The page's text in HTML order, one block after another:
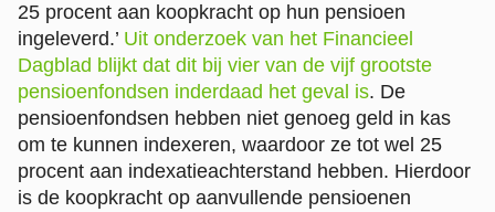
25 procent aan koopkracht op hun pensioen
ingeleverd.’ Uit onderzoek van het Financieel
Dagblad blijkt dat dit bij vier van de vijf grootste
pensioenfondsen inderdaad het geval is. De
pensioenfondsen hebben niet genoeg geld in kas
om te kunnen indexeren, waardoor ze tot wel 25
procent aan indexatieachterstand hebben. Hierdoor
is de koopkracht op aanvullende pensioenen